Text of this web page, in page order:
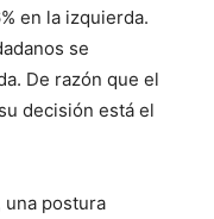
en la izquierda.
se
De razón que el
decisión está el
una postura